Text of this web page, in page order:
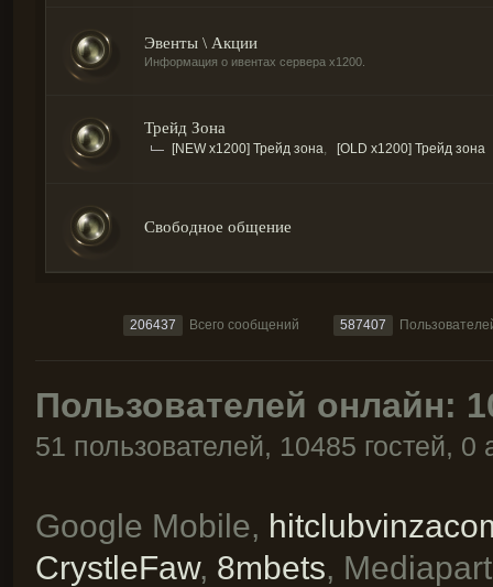
Эвенты \ Акции
Информация о ивентах сервера х1200.
Трейд Зона
[NEW x1200] Трейд зона, [OLD x1200] Трейд зона
Свободное общение
206437 Всего сообщений 587407
Пользователей онлайн:
51 пользователей, 10485 гостей,
Google Mobile,
CrystleFaw, 8mbets,